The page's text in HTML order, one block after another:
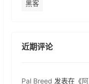
黑客
近期评论
Pal Breed 发表在《